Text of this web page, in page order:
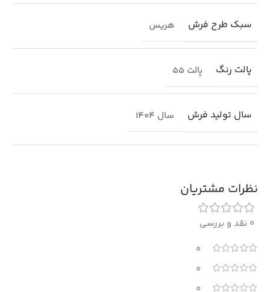
سبک طرح فرش هریس
پالت رنگ پالت 55
سال تولید فرش سال 1404
نظرات مشتریان
0 نقد و بررسی
0
0